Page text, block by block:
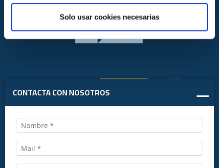
Solo usar cookies necesarias
CONTACTA CON NOSOTROS
Llámanos al: